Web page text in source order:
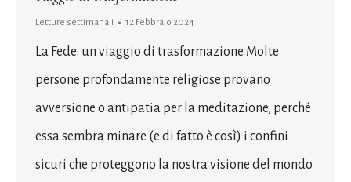
Letture settimanali 12 Febbraio 2024
La Fede: un viaggio di trasformazione Molte
persone profondamente religiose provano
avversione o antipatia per la meditazione, perché
essa sembra minare (e di fatto è così) i confini
sicuri che proteggono la nostra visione del mondo